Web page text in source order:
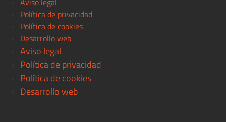
Política de privacidad
Política de cookies
Desarrollo web
Aviso legal
Política de privacidad
Política de cookies
Desarrollo web